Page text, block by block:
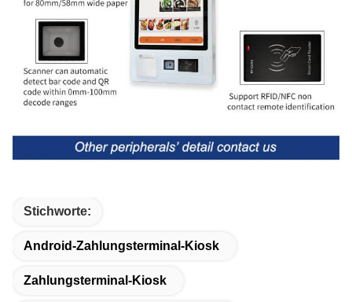
Stichworte:
Android-Zahlungsterminal-Kiosk
Zahlungsterminal-Kiosk